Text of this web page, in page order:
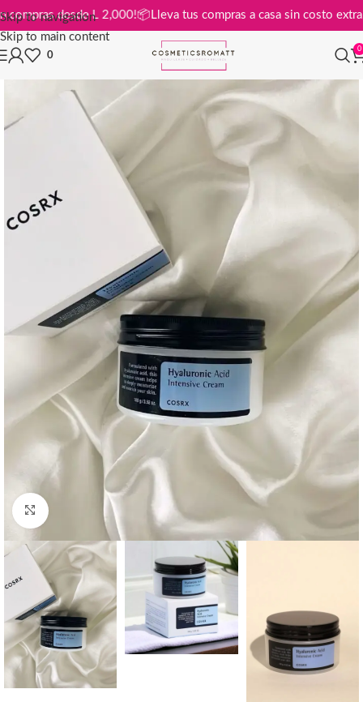
Skip to navigation
Skip to main content
en compras desde L 2,000!📦Lleva tus compras a casa sin costo
0
0
Click to enlarge